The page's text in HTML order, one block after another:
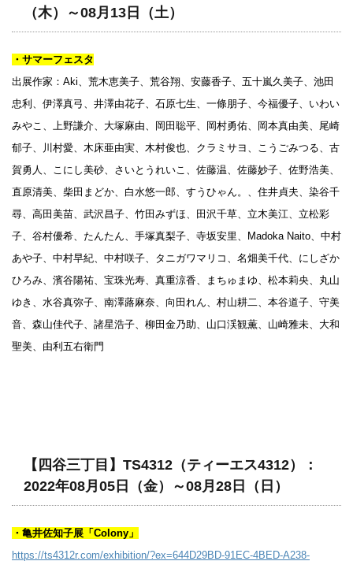
（木）～08月13日（土）
・サマーフェスタ
出展作家：Aki、荒木恵美子、荒谷翔、安藤香子、五十嵐久美子、池田
忠利、伊澤真弓、井澤由花子、石原七生、一條朋子、今福優子、いわい
みやこ、上野謙介、大塚麻由、岡田聡平、岡村勇佑、岡本真由美、尾崎
郁子、川村愛、木床亜由実、木村俊也、クラミサヨ、こうごみつる、古
賀勇人、こにし美砂、さいとうれいこ、佐藤温、佐藤妙子、佐野浩美、
直原清美、柴田まどか、白水悠一郎、すうひゃん。、住井貞夫、染谷千
尋、高田美苗、武沢昌子、竹田みずほ、田沢千草、立木美江、立松彩
子、谷村優希、たんたん、手塚真梨子、寺坂安里、Madoka Naito、中村
あや子、中村早紀、中村咲子、タニガワマリコ、名畑美千代、にしざか
ひろみ、濱谷陽祐、宝珠光寿、真重涼香、まちゅまゆ、松本莉央、丸山
ゆき、水谷真弥子、南澤蕗麻奈、向田れん、村山耕二、本谷道子、守美
音、森山佳代子、諸星浩子、柳田金乃助、山口渓観薫、山崎雅未、大和
聖美、由利五右衛門
【四谷三丁目】TS4312（ティーエス4312）：
2022年08月05日（金）～08月28日（日）
・亀井佐知子展「Colony」
https://ts4312r.com/exhibition/?ex=644D29BD-91EC-4BED-A238-